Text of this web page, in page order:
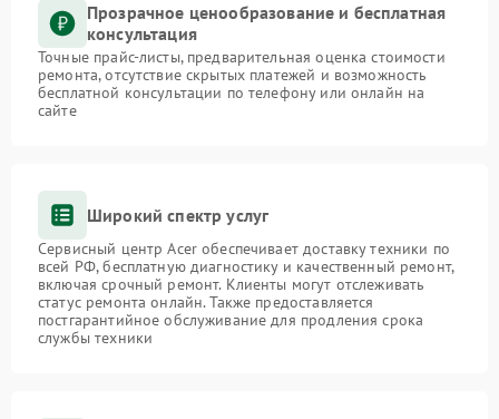
Прозрачное ценообразование и бесплатная
консультация
Точные прайс-листы, предварительная оценка стоимости
ремонта, отсутствие скрытых платежей и возможность
бесплатной консультации по телефону или онлайн на
сайте
Широкий спектр услуг
Сервисный центр Acer обеспечивает доставку техники по
всей РФ, бесплатную диагностику и качественный ремонт,
включая срочный ремонт. Клиенты могут отслеживать
статус ремонта онлайн. Также предоставляется
постгарантийное обслуживание для продления срока
службы техники